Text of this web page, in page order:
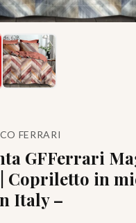
FERRARI
GFFerrari
| Copriletto in
Italy –